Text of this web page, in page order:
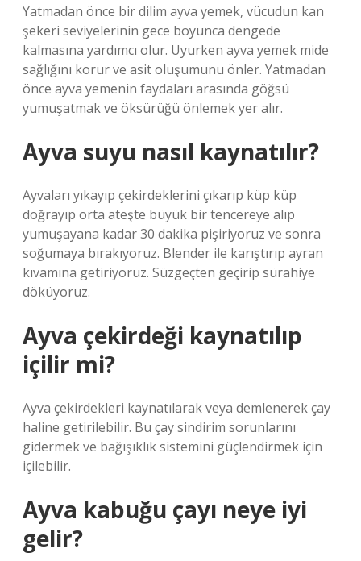
Yatmadan önce bir dilim ayva yemek, vücudun kan
şekeri seviyelerinin gece boyunca dengede
kalmasına yardımcı olur. Uyurken ayva yemek mide
sağlığını korur ve asit oluşumunu önler. Yatmadan
önce ayva yemenin faydaları arasında göğsü
yumuşatmak ve öksürüğü önlemek yer alır.
Ayva suyu nasıl kaynatılır?
Ayvaları yıkayıp çekirdeklerini çıkarıp küp küp
doğrayıp orta ateşte büyük bir tencereye alıp
yumuşayana kadar 30 dakika pişiriyoruz ve sonra
soğumaya bırakıyoruz. Blender ile karıştırıp ayran
kıvamına getiriyoruz. Süzgeçten geçirip sürahiye
döküyoruz.
Ayva çekirdeği kaynatılıp
içilir mi?
Ayva çekirdekleri kaynatılarak veya demlenerek çay
haline getirilebilir. Bu çay sindirim sorunlarını
gidermek ve bağışıklık sistemini güçlendirmek için
içilebilir.
Ayva kabuğu çayı neye iyi
gelir?